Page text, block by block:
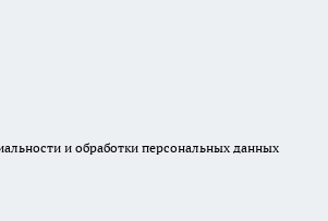
и обработки персональных данных